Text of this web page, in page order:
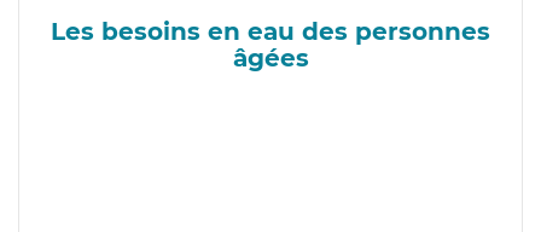
Les besoins en eau des personnes
âgées